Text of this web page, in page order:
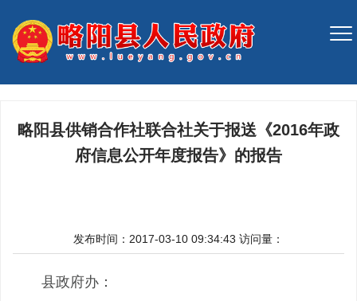
略阳县供销合作社联合社关于报送《2016年政
府信息公开年度报告》的报告
发布时间：2017-03-10 09:34:43 访问量：
县政府办：